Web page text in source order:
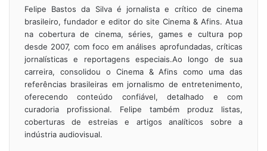
Felipe Bastos da Silva é jornalista e crítico de cinema
brasileiro, fundador e editor do site Cinema & Afins. Atua
na cobertura de cinema, séries, games e cultura pop
desde 2007, com foco em análises aprofundadas, críticas
jornalísticas e reportagens especiais.Ao longo de sua
carreira, consolidou o Cinema & Afins como uma das
referências brasileiras em jornalismo de entretenimento,
oferecendo conteúdo confiável, detalhado e com
curadoria profissional. Felipe também produz listas,
coberturas de estreias e artigos analíticos sobre a
indústria audiovisual.